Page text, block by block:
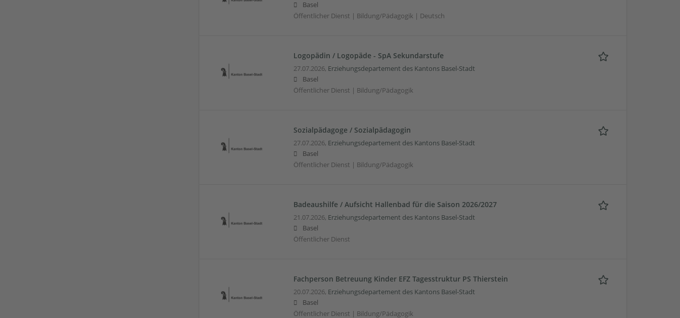
Basel
Öffentlicher Dienst | Bildung/Pädagogik | Deutsch
Logopädin / Logopäde - SpA Sekundarstufe
27.07.2026, Erziehungsdepartement des Kantons Basel-Stadt
Basel
Öffentlicher Dienst | Bildung/Pädagogik
Sozialpädagoge / Sozialpädagogin
27.07.2026, Erziehungsdepartement des Kantons Basel-Stadt
Basel
Öffentlicher Dienst | Bildung/Pädagogik
Badeaushilfe / Aufsicht Hallenbad für die Saison 2026/2027
21.07.2026, Erziehungsdepartement des Kantons Basel-Stadt
Basel
Öffentlicher Dienst
Fachperson Betreuung Kinder EFZ Tagesstruktur PS Thierstein
20.07.2026, Erziehungsdepartement des Kantons Basel-Stadt
Basel
Öffentlicher Dienst | Bildung/Pädagogik